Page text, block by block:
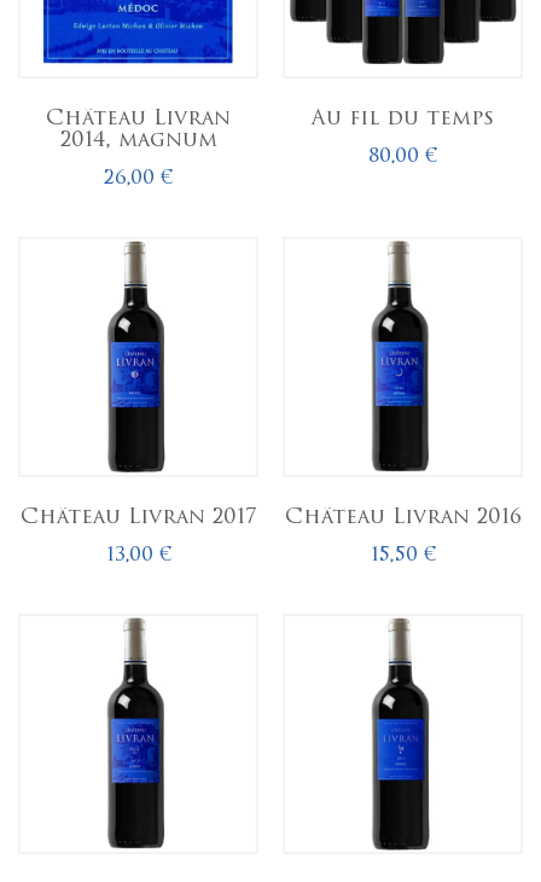
Château Livran
2014, magnum
26,00 €
Au fil du temps
80,00 €
Château Livran 2017
13,00 €
Château Livran 2016
15,50 €